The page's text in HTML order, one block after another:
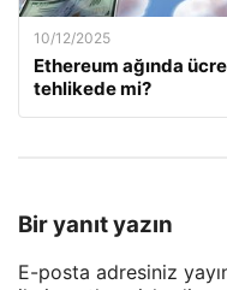
10/12/2025
Ethereum ağında
tehlikede mi?
Bir yanıt yazın
E-posta adresiniz